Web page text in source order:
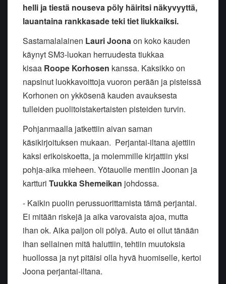
helli ja tiestä nouseva pöly häiritsi näkyvyyttä,
lauantaina rankkasade teki tiet liukkaiksi.
Sastamalalainen Lauri Joonaon koko kauden
käynyt SM3-luokan herruudesta tiukkaa
kisaa Roope Korhosen kanssa. Kaksikko on
napsinut luokkavoittoja vuoron perään ja pisteissä
Korhonen on ykkösenä kauden avauksesta
tulleiden puolitoistakertaisten pisteiden turvin.
Pohjanmaalla jatkettiin aivan saman
käsikirjoituksen mukaan. Perjantai-iltana ajettiin
kaksi erikoiskoetta, ja molemmille kirjattiin yksi
pohja-aika mieheen. Yötauolle mentiin Joonan ja
kartturi Tuukka Shemeikan johdossa.
- Kaikin puolin perussuorittamista tämä perjantai.
Ei mitään riskejä ja aika varovaista ajoa, mutta
ihan ok. Aika paljon oli pölyä. Auto ei ollut tänään
ihan sellainen mitä haluttiin, tehtiin muutoksia
huollossa ja nyt pitäisi olla hyvä huomiselle, kertoi
Joona perjantai-iltana.